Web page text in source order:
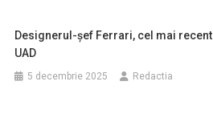
Designerul-șef Ferrari, cel mai
UAD
5 decembrie 2025 Redactia